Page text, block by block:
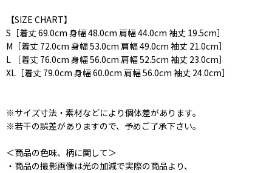
【SIZE CHART】
S［着丈 69.0cm 身幅 48.0cm 肩幅 44.0cm 袖丈 19.5cm］
M［着丈 72.0cm 身幅 53.0cm 肩幅 49.0cm 袖丈 21.0cm］
L ［着丈 76.0cm 身幅 56.0cm 肩幅 52.5cm 袖丈 23.0cm］
XL［着丈 79.0cm 身幅 60.0cm 肩幅 56.0cm 袖丈 24.0cm］
※サイズ寸法・素材などにより個体差があります。
※若干の誤差がありますので、予めご了承下さい。
＜商品の色味、柄に関して＞
・商品の撮影画像は光の加減で実際の商品より、